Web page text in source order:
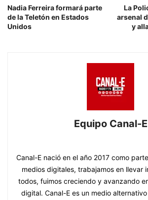
Nadia Ferreira formará parte
de la Teletón en Estados
Unidos
La
arsenal
y
Equipo Canal-E
Canal-E nació en el año 2017 como
medios digitales, trabajamos en llevar
todos, fuimos creciendo y avanzando
digital. Canal-E es un medio